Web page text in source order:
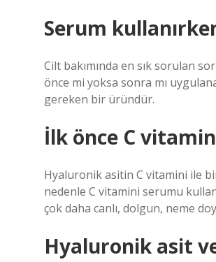
Serum
Cilt bakımında en sık sorulan
önce mi yoksa sonra mı
gereken bir üründür.
İlk önce C
Hyaluronik asitin C vitamini ile
nedenle C vitamini serumu
çok daha canlı, dolgun, neme
Hyaluronik asit